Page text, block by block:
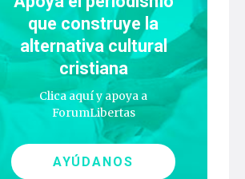
que construye la
alternativa cultural
cristiana
Clica aquí y apoya a
ForumLibertas
AYÚDANOS